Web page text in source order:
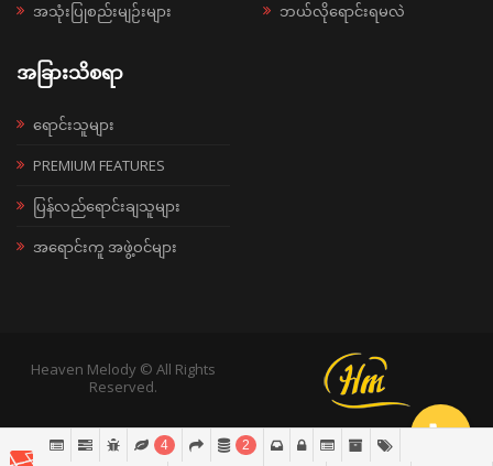
အသုံးပြုစည်းမျဉ်းများ ဘယ်လိုရောင်းရမလဲ
အခြားသိစရာ
ရောင်းသူများ
PREMIUM FEATURES
ပြန်လည်ရောင်းချသူများ
အရောင်းကူ အဖွဲ့ဝင်များ
Heaven Melody © All Rights
Reserved.
4 2